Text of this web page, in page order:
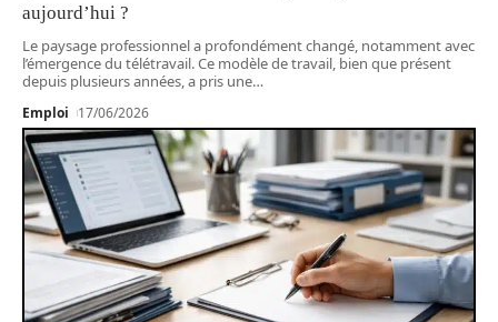
aujourd’hui ?
Le paysage professionnel a profondément changé, notamment avec
l’émergence du télétravail. Ce modèle de travail, bien que présent
depuis plusieurs années, a pris une…
Emploi 17/06/2026